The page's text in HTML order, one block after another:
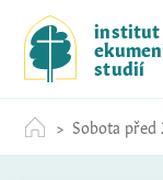
c
institut
studií
Sobota před